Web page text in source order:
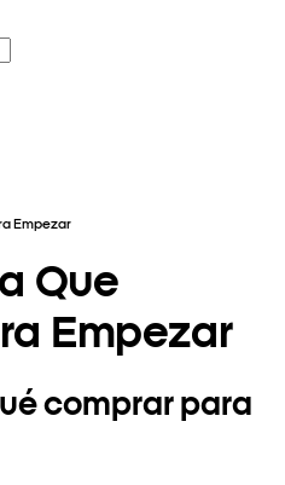
Empezar
Que
Empezar
comprar para